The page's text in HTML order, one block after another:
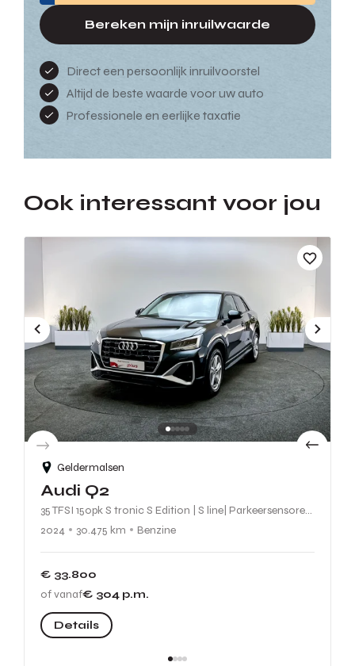
Bereken mijn inruilwaarde
Direct een persoonlijk inruilvoorstel
Altijd de beste waarde voor uw auto
Professionele en eerlijke taxatie
Ook interessant voor jou
Geldermalsen
Audi Q2
35 TFSI 150pk S tronic S Edition | S line| Parkeersensoren V+A| Achteruitrijcamera | Stoelverwarming |
2024
30.475 km Benzine
€ 33.800
of vanaf€ 304 p.m.
Details